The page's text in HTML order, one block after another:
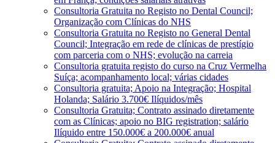
Consultoria Gratuita no Registo no Dental Council;
Organização com Clínicas do NHS
Consultoria Gratuita no Registo no General Dental
Council; Integração em rede de clínicas de prestígio
com parceria com o NHS; evolução na carreia
Consultoria gratuita registo do curso na Cruz Vermelha
Suíça; acompanhamento local; várias cidades
Consultoria gratuita; Apoio na Integração; Hospital
Holanda; Salário 3.700€ Ilíquidos/mês
Consultoria Gratuita; Contrato assinado diretamente
com as Clínicas; apoio no BIG registration; salário
Ilíquido entre 150.000€ a 200.000€ anual